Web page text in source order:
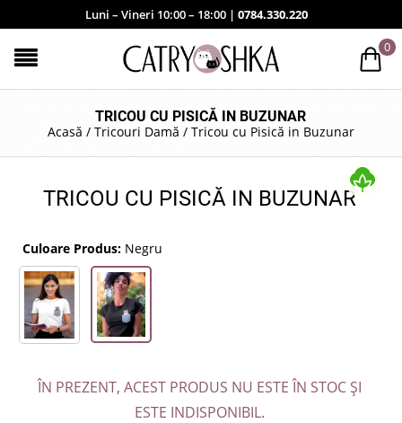
Luni – Vineri 10:00 – 18:00 | 0784.330.220
0
TRICOU CU PISICĂ IN BUZUNAR
Acasă / Tricouri Damă / Tricou cu Pisică in Buzunar
TRICOU CU PISICĂ IN BUZUNAR
Culoare Produs: Negru
ÎN PREZENT, ACEST PRODUS NU ESTE ÎN STOC ȘI
ESTE INDISPONIBIL.